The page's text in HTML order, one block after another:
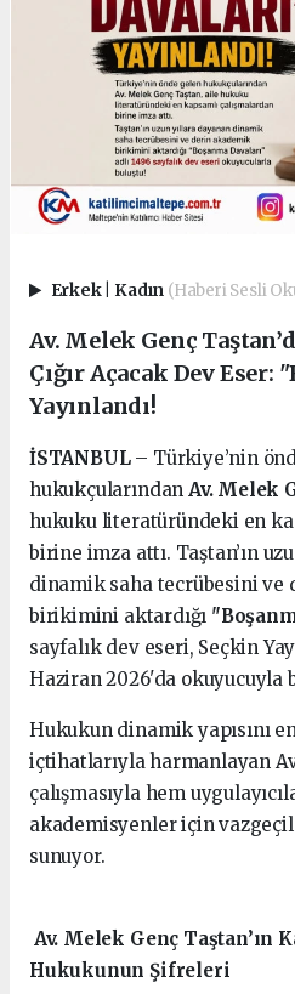
Erkek Kadın (Haberi Sesli
Av. Melek Genç
Çığır Açacak Dev Eser:
Yayınlandı!
İSTANBUL– Türkiye’nin
hukukçularından Av. Melek
hukuku literatüründeki en
birine imza attı. Taştan’ın
dinamik saha tecrübesini ve
birikimini aktardığı
sayfalık dev eseri, Seçkin
Haziran 2026'da okuyucuyla
Hukukun dinamik yapısını
içtihatlarıyla harmanlayan
çalışmasıyla hem
akademisyenler için
sunuyor.
Av. Melek Genç Taştan’ın
Hukukunun Şifreleri